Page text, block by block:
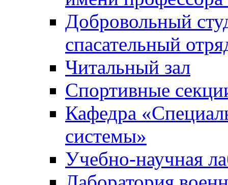
Добровольный
спасательный
Читальный зал
Спортивные
Кафедра
системы»
Учебно-научная